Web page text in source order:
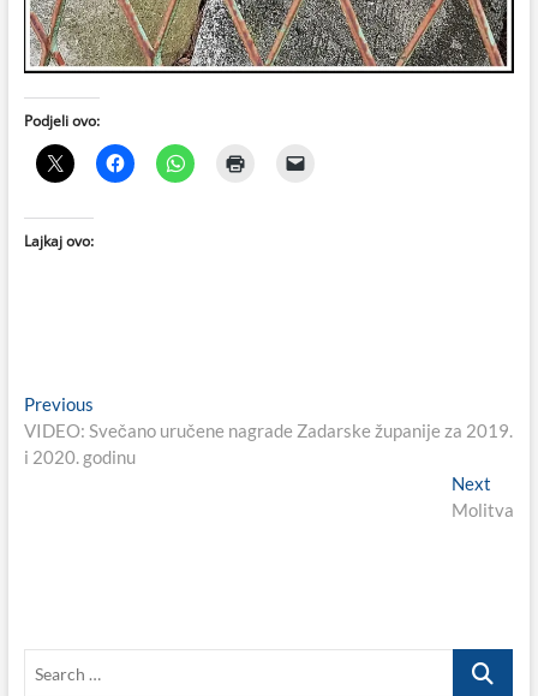
Podjeli ovo:
Lajkaj ovo:
Navigacija
objava
PreviousPrevious
post:
VIDEO: Svečano uručene nagrade Zadarske županije za 2019.
i 2020. godinu
Next
post:
Molitva
Search